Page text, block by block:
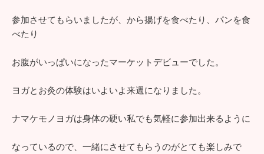
参加させてもらいましたが、から揚げを食べたり、パンを食
べたり
お腹がいっぱいになったマーケットデビューでした。
ヨガとお灸の体験はいよいよ来週になりました。
ナマケモノヨガは身体の硬い私でも気軽に参加出来るように
なっているので、一緒にさせてもらうのがとても楽しみで